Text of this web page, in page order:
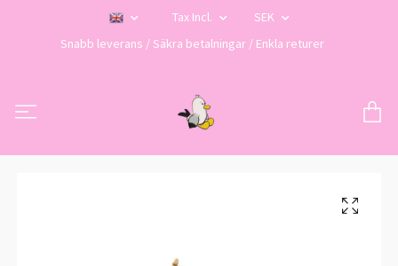
Tax Incl.
SEK
Snabb leverans / Säkra betalningar / Enkla returer